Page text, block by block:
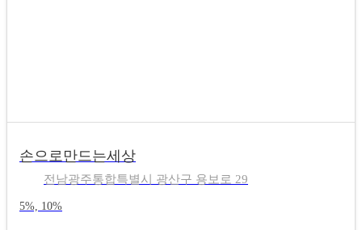
손으로만드는세상
전남광주통합특별시 광산구 용보로 29
5%, 10%